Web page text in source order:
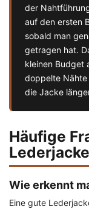
der
auf den ersten
sobald man
getragen hat.
kleinen Budget
doppelte Nähte
die Jacke
Häufige
Wie erkennt
Eine gute